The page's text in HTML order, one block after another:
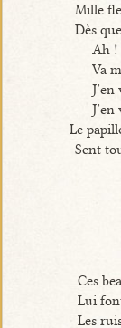
Mille
Dès
Ah !
Va
Le
Sent
Ces
Lui
Les